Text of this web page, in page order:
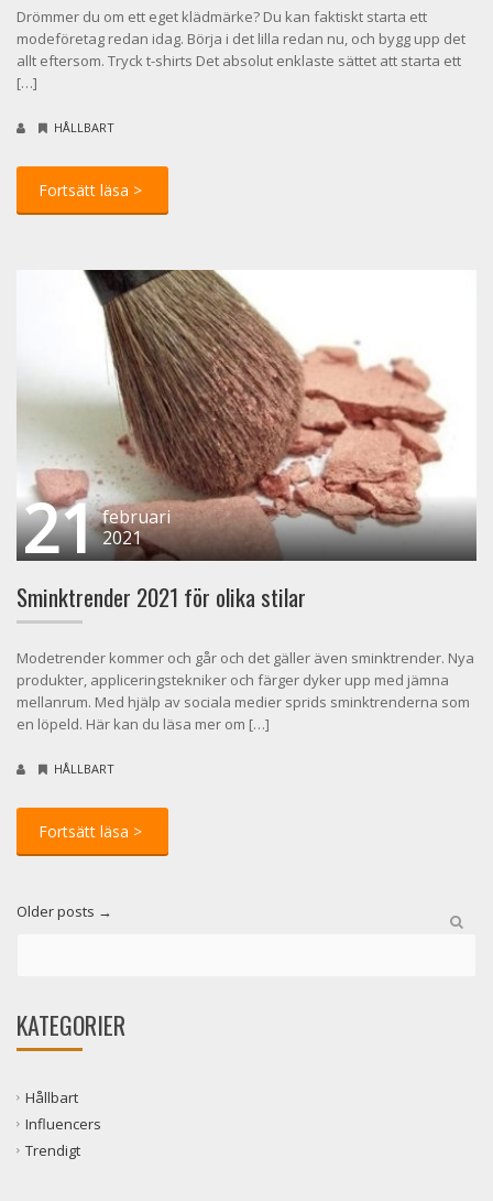
Drömmer du om ett eget klädmärke? Du kan faktiskt starta ett
modeföretag redan idag. Börja i det lilla redan nu, och bygg upp det
allt eftersom. Tryck t-shirts Det absolut enklaste sättet att starta ett
[…]
HÅLLBART
21 februari
2021
Sminktrender 2021 för olika stilar
Modetrender kommer och går och det gäller även sminktrender. Nya
produkter, appliceringstekniker och färger dyker upp med jämna
mellanrum. Med hjälp av sociala medier sprids sminktrenderna som
en löpeld. Här kan du läsa mer om […]
HÅLLBART
Older posts →
KATEGORIER
Hållbart
Influencers
Trendigt